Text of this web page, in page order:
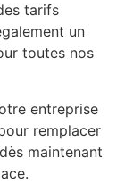
tarifs
un
toutes nos
entreprise
remplacer
maintenant